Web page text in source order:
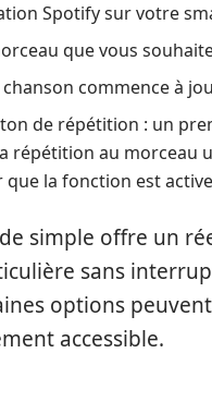
Spotify sur votre
que vous
commence à
de répétition : un
répétition au morceau
la fonction est
simple offre un
sans
options
accessible.